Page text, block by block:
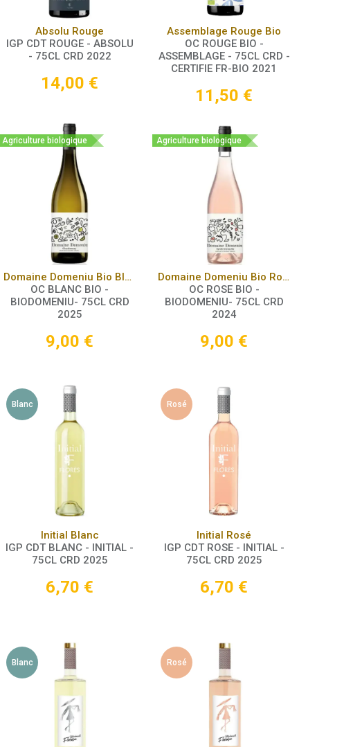
Panier
Absolu Rouge
IGP CDT ROUGE - ABSOLU
- 75CL CRD 2022
14,00 €
Panier
Assemblage Rouge Bio
OC ROUGE BIO -
ASSEMBLAGE - 75CL CRD -
CERTIFIE FR-BIO 2021
11,50 €
Agriculture biologique
Panier
Domaine Domeniu Bio Blanc
OC BLANC BIO -
BIODOMENIU- 75CL CRD
2025
9,00 €
Agriculture biologique
Panier
Domaine Domeniu Bio Rosé
OC ROSE BIO -
BIODOMENIU- 75CL CRD
2024
9,00 €
Blanc
Panier
Initial Blanc
IGP CDT BLANC - INITIAL -
75CL CRD 2025
6,70 €
Rosé
Panier
Initial Rosé
IGP CDT ROSE - INITIAL -
75CL CRD 2025
6,70 €
Blanc Rosé